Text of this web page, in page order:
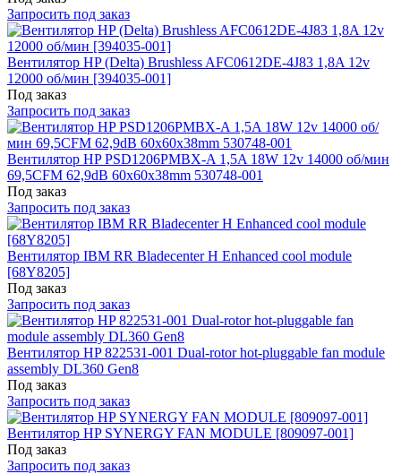
Запросить под заказ
Вентилятор HP (Delta) Brushless AFC0612DE-4J83 1,8A 12v
12000 об/мин [394035-001]
Под заказ
Запросить под заказ
Вентилятор HP PSD1206PMBX-A 1,5A 18W 12v 14000 об/мин
69,5CFM 62,9dB 60x60x38mm 530748-001
Под заказ
Запросить под заказ
Вентилятор IBM RR Bladecenter H Enhanced cool module
[68Y8205]
Под заказ
Запросить под заказ
Вентилятор HP 822531-001 Dual-rotor hot-pluggable fan module
assembly DL360 Gen8
Под заказ
Запросить под заказ
Вентилятор HP SYNERGY FAN MODULE [809097-001]
Под заказ
Запросить под заказ